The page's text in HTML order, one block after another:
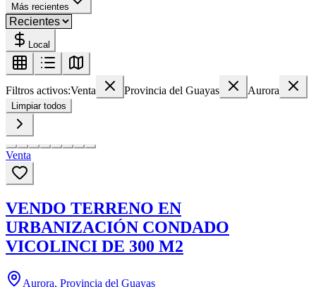
Más recientes
Local
Filtros activos:Venta Provincia del Guayas Aurora
Limpiar todos
Venta
VENDO TERRENO EN
URBANIZACIÓN CONDADO
VICOLINCI DE 300 M2
Aurora, Provincia del Guayas